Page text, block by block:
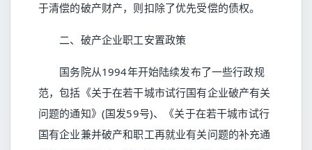
于清偿的破产财产，则扣除了优先受偿的债权。
二、破产企业职工安置政策
国务院从1994年开始陆续发布了一些行政规
范，包括《关于在若干城市试行国有企业破产有关
问题的通知》(国发59号)、《关于在若干城市试行
国有企业兼并破产和职工再就业有关问题的补充通